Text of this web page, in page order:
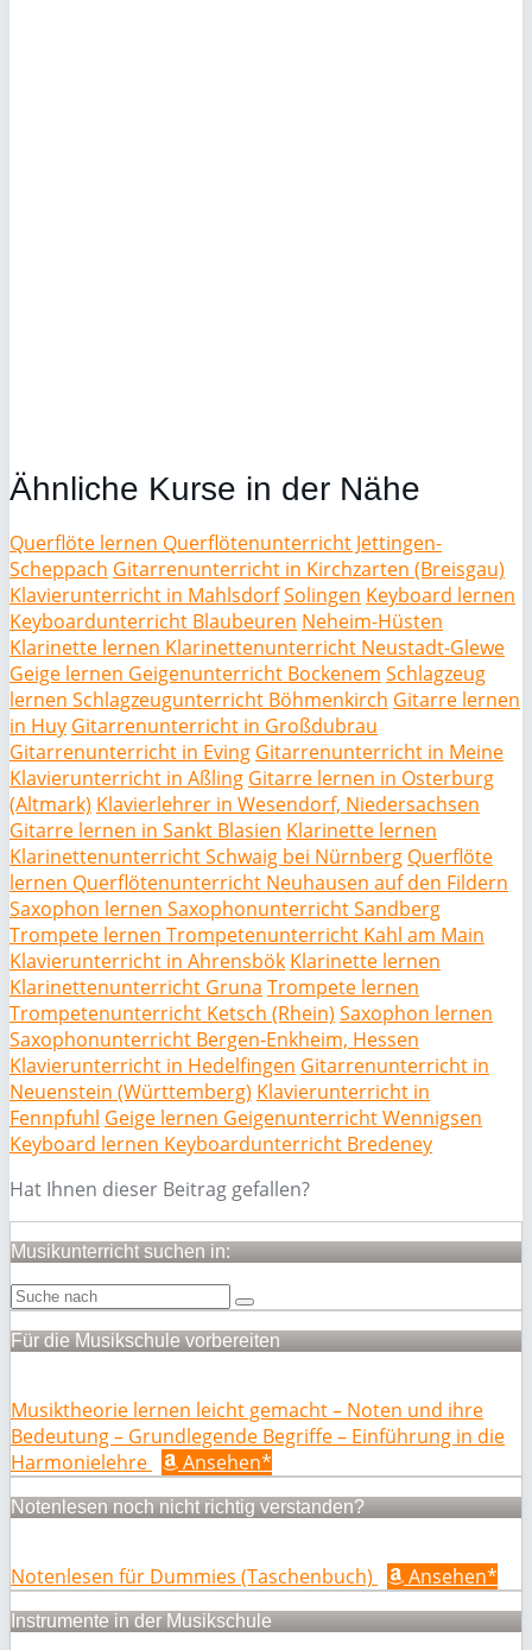
Ähnliche Kurse in der Nähe
Querflöte lernen Querflötenunterricht Jettingen-
Scheppach Gitarrenunterricht in Kirchzarten (Breisgau)
Klavierunterricht in MahlsdorfSolingen Keyboard lernen
Keyboardunterricht Blaubeuren Neheim-Hüsten
Klarinette lernen Klarinettenunterricht Neustadt-Glewe
Geige lernen Geigenunterricht Bockenem Schlagzeug
lernen Schlagzeugunterricht Böhmenkirch Gitarre lernen
in Huy Gitarrenunterricht in Großdubrau
Gitarrenunterricht in Eving Gitarrenunterricht in Meine
Klavierunterricht in Aßling Gitarre lernen in Osterburg
(Altmark) Klavierlehrer in Wesendorf, Niedersachsen
Gitarre lernen in Sankt Blasien Klarinette lernen
Klarinettenunterricht Schwaig bei Nürnberg Querflöte
lernen Querflötenunterricht Neuhausen auf den Fildern
Saxophon lernen Saxophonunterricht Sandberg
Trompete lernen Trompetenunterricht Kahl am Main
Klavierunterricht in Ahrensbök Klarinette lernen
Klarinettenunterricht Gruna Trompete lernen
Trompetenunterricht Ketsch (Rhein) Saxophon lernen
Saxophonunterricht Bergen-Enkheim, Hessen
Klavierunterricht in Hedelfingen Gitarrenunterricht in
Neuenstein (Württemberg) Klavierunterricht in
Fennpfuhl Geige lernen Geigenunterricht Wennigsen
Keyboard lernen Keyboardunterricht Bredeney
Hat Ihnen dieser Beitrag gefallen?
Musikunterricht suchen in:
Für die Musikschule vorbereiten
Musiktheorie lernen leicht gemacht – Noten und ihre
Bedeutung – Grundlegende Begriffe – Einführung in die
Harmonielehre
Ansehen*
Notenlesen noch nicht richtig verstanden?
Notenlesen für Dummies (Taschenbuch) Ansehen*
Instrumente in der Musikschule